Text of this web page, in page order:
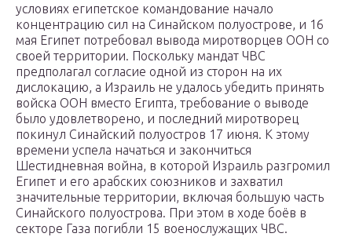
условиях египетское командование начало
концентрацию сил на Синайском полуострове, и 16
мая Египет потребовал вывода миротворцев ООН со
своей территории. Поскольку мандат ЧВС
предполагал согласие одной из сторон на их
дислокацию, а Израиль не удалось убедить принять
войска ООН вместо Египта, требование о выводе
было удовлетворено, и последний миротворец
покинул Синайский полуостров 17 июня. К этому
времени успела начаться и закончиться
Шестидневная война, в которой Израиль разгромил
Египет и его арабских союзников и захватил
значительные территории, включая большую часть
Синайского полуострова. При этом в ходе боёв в
секторе Газа погибли 15 военослужащих ЧВС.